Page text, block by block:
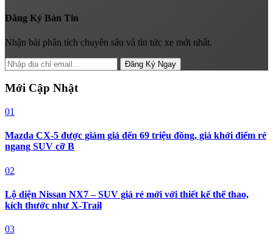
Đăng Ký Bản Tin
Nhận bài phân tích chuyên sâu và tin tức xe mới nhất.
Đăng Ký Ngay
Mới Cập Nhật
01
Mazda CX-5 được giảm giá đến 69 triệu đồng, giá khởi điểm rẻ
ngang SUV cỡ B
02
Lộ diện Nissan NX7 – SUV giá rẻ mới với thiết kế thể thao,
kích thước như X-Trail
03